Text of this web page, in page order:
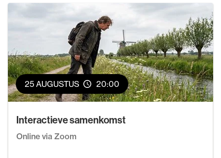
25 AUGUSTUS 20:00
Interactieve samenkomst
Online via Zoom